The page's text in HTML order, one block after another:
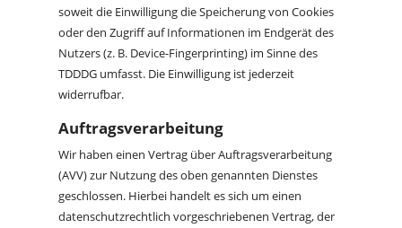
soweit die Einwilligung die Speicherung von Cookies
oder den Zugriff auf Informationen im Endgerät des
Nutzers (z. B. Device-Fingerprinting) im Sinne des
TDDDG umfasst. Die Einwilligung ist jederzeit
widerrufbar.
Auftragsverarbeitung
Wir haben einen Vertrag über Auftragsverarbeitung
(AVV) zur Nutzung des oben genannten Dienstes
geschlossen. Hierbei handelt es sich um einen
datenschutzrechtlich vorgeschriebenen Vertrag, der